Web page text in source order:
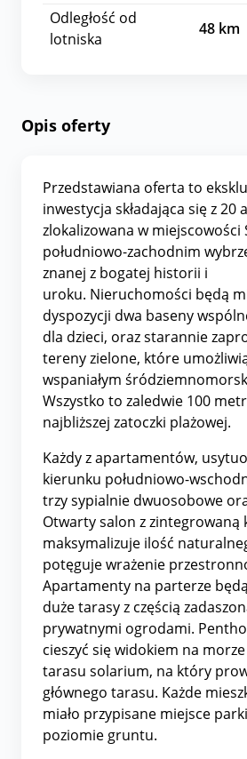
Odległość od
lotniska
48 km
Opis oferty
Przedstawiana oferta to
inwestycja składająca się z
zlokalizowana w miejscowości
południowo-zachodnim
znanej z bogatej historii i
uroku. Nieruchomości będą
dyspozycji dwa baseny
dla dzieci, oraz starannie
tereny zielone, które
wspaniałym
Wszystko to zaledwie 100
najbliższej zatoczki plażowej.
Każdy z apartamentów,
kierunku południowo-
trzy sypialnie dwuosobowe
Otwarty salon z zintegrowaną
maksymalizuje ilość
potęguje wrażenie
Apartamenty na parterze
duże tarasy z częścią
prywatnymi ogrodami.
cieszyć się widokiem na
tarasu solarium, na który
głównego tarasu. Każde
miało przypisane miejsce
poziomie gruntu.